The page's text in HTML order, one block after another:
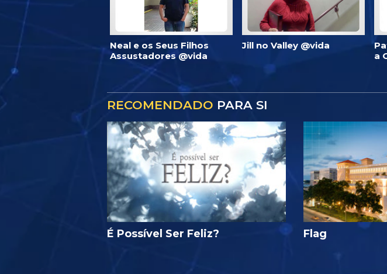
Neal e os Seus Filhos
Assustadores @vida
Jill no Valley @vida
a
RECOMENDADO PARA SI
É Possível Ser Feliz? Flag